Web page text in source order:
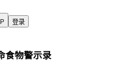
登录
食物警示录